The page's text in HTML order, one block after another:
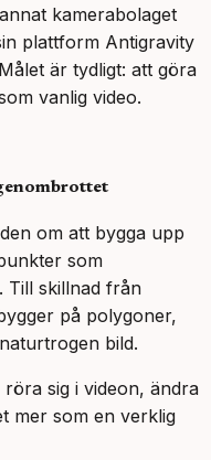
kamerabolaget
plattform Antigravity
är tydligt: att göra
vanlig video.
om att bygga upp
som
Till skillnad från
på polygoner,
bild.
sig i videon, ändra
mer som en verklig